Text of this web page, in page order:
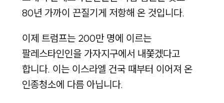
80년 가까이 끈질기게 저항해 온 것입니다.
이제 트럼프는 200만 명에 이르는
팔레스타인인을 가자지구에서 내쫓겠다고
합니다. 이는 이스라엘 건국 때부터 이어져 온
인종청소에 다름 아닙니다.